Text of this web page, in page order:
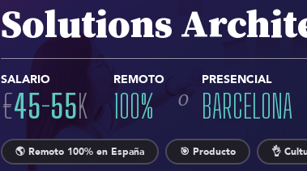
Solutions
SALARIO
€45-55K
REMOTO
100% o
PRESENCIAL
BARCELONA
🌎 Remoto 100% en España 🎯 Producto 👌